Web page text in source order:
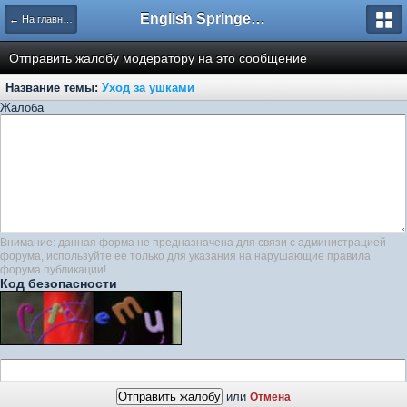
← На главную English Springer Spaniel Club
Отправить жалобу модератору на это сообщение
Название темы: Уход за ушками
Жалоба
Внимание: данная форма не предназначена для связи с администрацией
форума, используйте ее только для указания на нарушающие правила
форума публикации!
Код безопасности
или Отмена